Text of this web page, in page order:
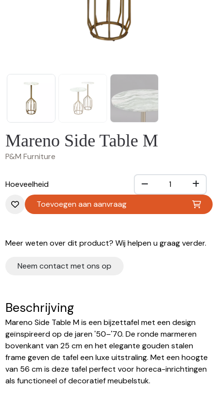
Mareno Side Table M
P&M Furniture
Hoeveelheid
Toevoegen aan aanvraag
Meer weten over dit product? Wij helpen u graag verder.
Neem contact met ons op
Beschrijving
Mareno Side Table M is een bijzettafel met een design
geïnspireerd op de jaren '50–'70. De ronde marmeren
bovenkant van 25 cm en het elegante gouden stalen
frame geven de tafel een luxe uitstraling. Met een hoogte
van 56 cm is deze tafel perfect voor horeca-inrichtingen
als functioneel of decoratief meubelstuk.